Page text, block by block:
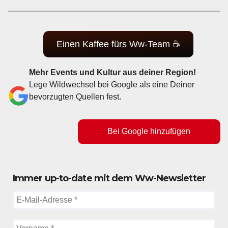
Einen Kaffee fürs Ww-Team ☕
Mehr Events und Kultur aus deiner Region!
Lege Wildwechsel bei Google als eine Deiner
bevorzugten Quellen fest.
Bei Google hinzufügen
Immer up-to-date mit dem Ww-Newsletter